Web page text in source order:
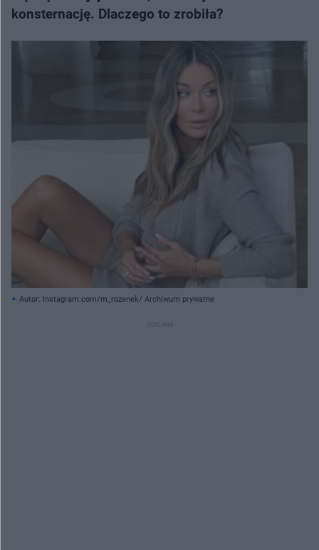
konsternację. Dlaczego to zrobiła?
Autor: Instagram.com/m_rozenek/ Archiwum prywatne